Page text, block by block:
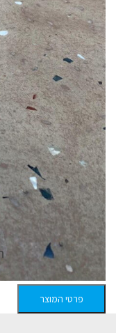
פרטי המוצר
פרטי המוצר